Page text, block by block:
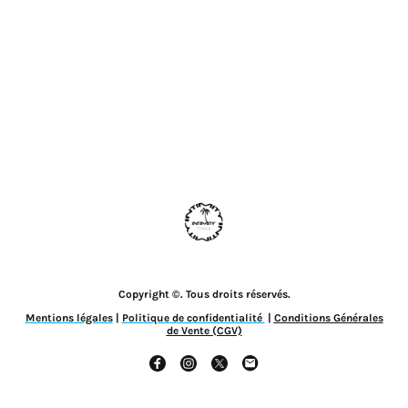
Copyright ©. Tous droits réservés.
Mentions légales| Politique de confidentialité | Conditions Générales
de Vente (CGV)